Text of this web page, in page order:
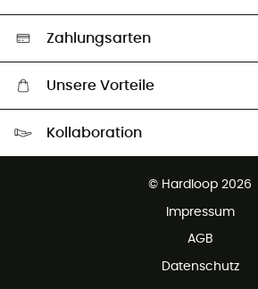
Auswahl an nachhaltigen Produkten
Zahlungsarten
Unsere Vorteile
Kollaboration
© Hardloop 2026
Impressum
AGB
Datenschutz